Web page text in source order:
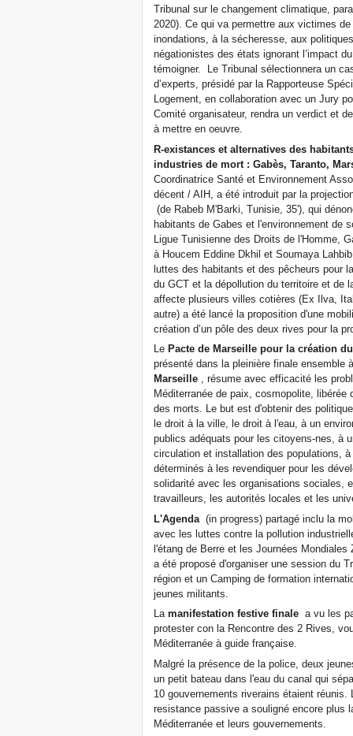
Tribunal sur le changement climatique,
2020). Ce qui va permettre aux victimes
inondations, à la sécheresse, aux
négationistes des états ignorant l’impact
témoigner. Le Tribunal sélectionnera un
d’experts, présidé par la Rapporteuse
Logement, en collaboration avec un Jury
Comité organisateur, rendra un verdict et
à mettre en oeuvre.
R-existances et alternatives des
industries de mort : Gabès, Taranto,
Coordinatrice Santé et Environnement
décent / AIH, a été introduit par la
(de Rabeb M'Barki, Tunisie, 35'), qui
habitants de Gabes et l'environnement de
Ligue Tunisienne des Droits de l'Homme,
à Houcem Eddine Dkhil et Soumaya
luttes des habitants et des pêcheurs pour
du GCT et la dépollution du territoire et de
affecte plusieurs villes cotières (Ex Ilva,
autre) a été lancé la proposition d'une
création d’un pôle des deux rives pour la
Le Pacte de Marseille pour la création
présenté dans la pleinière finale ensemble
Marseille , résume avec efficacité les
Méditerranée de paix, cosmopolite,
des morts. Le but est d'obtenir des
le droit à la ville, le droit à l'eau, à un
publics adéquats pour les citoyens-nes, à
circulation et installation des populations,
déterminés à les revendiquer pour les
solidarité avec les organisations sociales,
travailleurs, les autorités locales et les
L'Agenda (in progress) partagé inclu la
avec les luttes contre la pollution
l'étang de Berre et les Journées
a été proposé d'organiser une session du
région et un Camping de formation
jeunes militants.
Lamanifestation festive finale a vu les
protester con la Rencontre des 2 Rives,
Méditerranée à guide française.
Malgré la présence de la police, deux
un petit bateau dans l'eau du canal qui
10 gouvernements riverains étaient
resistance passive a souligné encore plus
Méditerranée et leurs gouvernements.